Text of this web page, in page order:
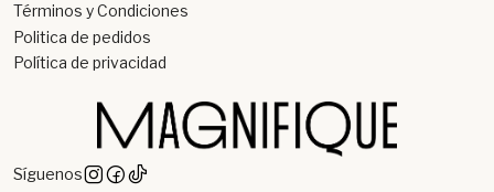
Términos y Condiciones
Politica de pedidos
Política de privacidad
Síguenos